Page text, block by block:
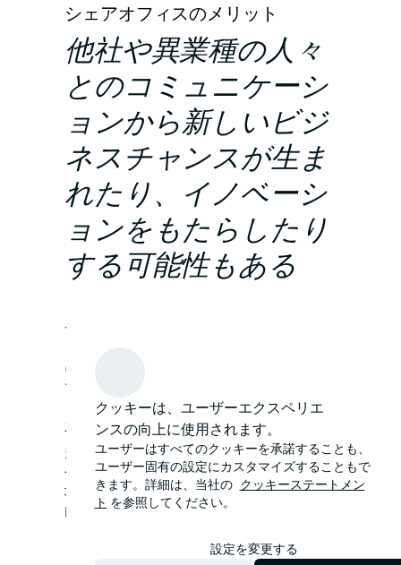
シェアオフィスのメリット
他社や異業種の人々
とのコミュニケーシ
ョンから新しいビジ
ネスチャンスが生ま
れたり、イノベーシ
ョンをもたらしたり
する可能性もある
一般的な長期契約の賃貸オフィスやリモー
にはどのようなメリットがあるのか比較し
てみたい。
初期投資が抑えられる
多くのシェアオフィスでは敷金（保証金）
や礼金が不要である。また既にオフィス環
境が整った状態で入居できるため、事前の
内装工事や什器・設備機器の手配が必要な
クッキーは、ユーザーエクスペリエ
ンスの向上に使用されます。
ユーザーはすべてのクッキーを承諾することも、
ユーザー固有の設定にカスタマイズすることもで
きます。詳細は、当社の クッキーステートメン
トを参照してください。
設定を変更する